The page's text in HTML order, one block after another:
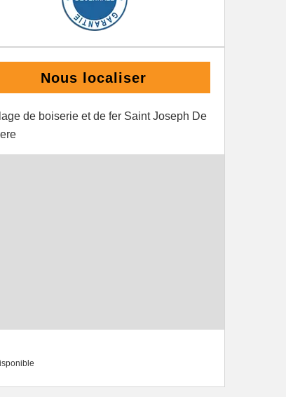
Nous localiser
de boiserie et de fer Saint Joseph De